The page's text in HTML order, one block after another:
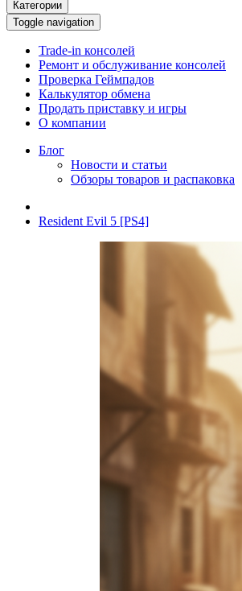
Категории
Toggle navigation
Trade-in консолей
Ремонт и обслуживание консолей
Проверка Геймпадов
Калькулятор обмена
Продать приставку и игры
О компании
Блог
Новости и статьи
Обзоры товаров и распаковка
Resident Evil 5 [PS4]